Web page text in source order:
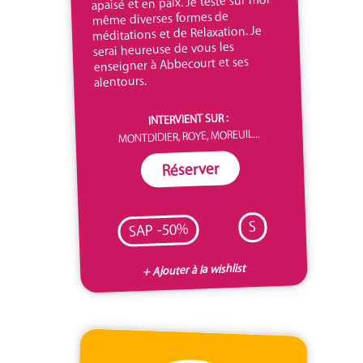
même diverses formes de
méditations et de Relaxation. Je
serai heureuse de vous les
enseigner à Abbecourt et ses
alentours.
INTERVIENT SUR :
MONTDIDIER, ROYE, MOREUIL...
Réserver
SAP -50% S
+ Ajouter à la wishlist